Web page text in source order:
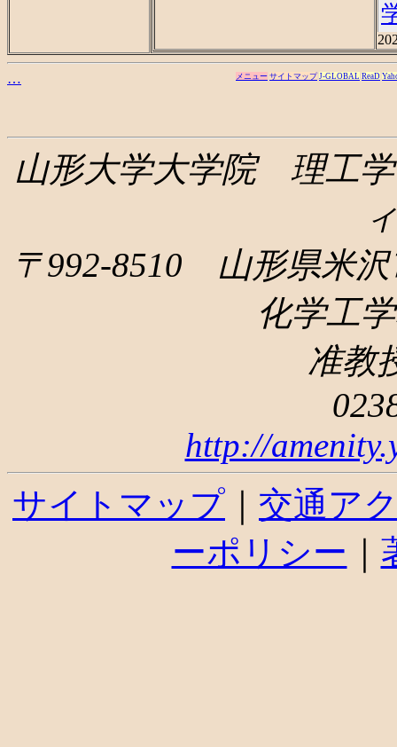
… メニュー サイトマップ J-GLOBAL ReaD
山形大学大学院 理工
〒992-8510 山形県米沢
化学工
准教
http://
サイトマップ
交通ア
ーポリシー